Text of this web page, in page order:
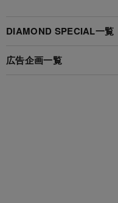
DIAMOND SPECIAL一覧
広告企画一覧